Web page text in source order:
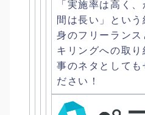
「 実施率は高く
間は長い」という
身のフリーランス
キリングへの取り
事のネタとしても
ださい！